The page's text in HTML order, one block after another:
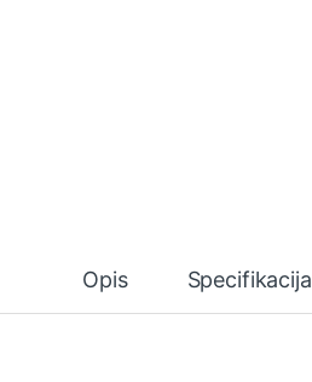
Opis Specifikacija